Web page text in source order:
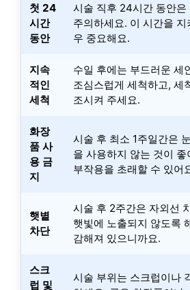
첫 24
시간
동안
시술 직후 24시간 동안은
주의하세요. 이 시간을
우 중요해요.
지속
적인
세척
수일 후에는 부드러운 세
조심스럽게 세척하고, 세
조시켜 주세요.
화장
품 사
용 금
지
시술 후 최소 1주일간은
을 사용하지 않는 것이
부작용을 초래할 수 있어
햇볕
차단
시술 후 2주간은 자외선
햇빛에 노출되지 않도록
감해져 있으니까요.
스크
럽 및
시술 부위는 스크럽이나